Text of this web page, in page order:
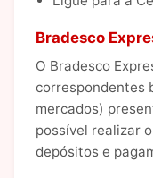
Bradesco
O Bradesco
correspondentes
mercados)
possível realizar
depósitos e